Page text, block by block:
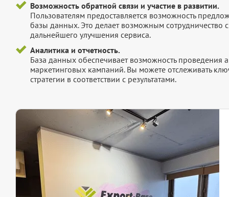
Возможность обратной связи и участие в развитии.
Пользователям предоставляется возможность
базы данных. Это делает возможным сотрудничество
дальнейшего улучшения сервиса.
Аналитика и отчетность.
База данных обеспечивает возможность проведения
маркетинговых кампаний. Вы можете отслеживать
стратегии в соответствии с результатами.